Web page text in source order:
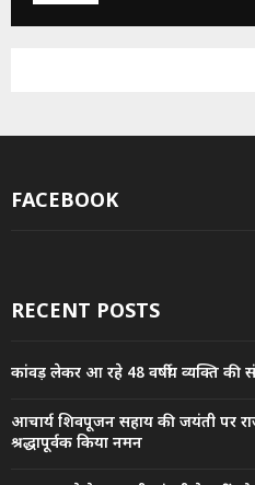
FACEBOOK
RECENT POSTS
कांवड़ लेकर आ रहे 48 वर्षीय व्यक्ति की
आचार्य शिवपूजन सहाय की जयंती पर
श्रद्धापूर्वक किया नमन